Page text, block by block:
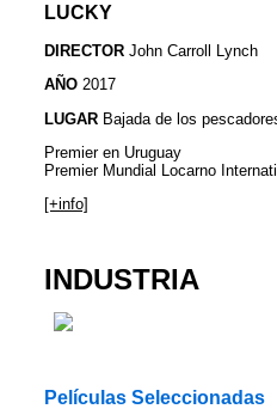
LUCKY
DIRECTOR John Carroll Lynch
AÑO 2017
LUGAR Bajada de los
Premier en Uruguay
Premier Mundial Locarno
[+info]
INDUSTRIA
Películas Seleccionadas